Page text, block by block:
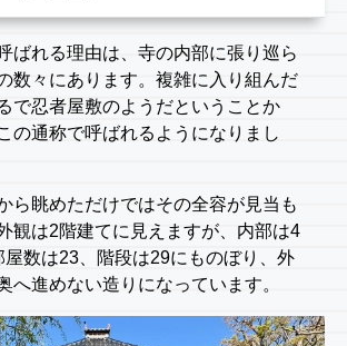
ばれる理由は、寺の内部に張り巡ら
数々にあります。複雑に入り組んだ
で忍者屋敷のようだということか
の通称で呼ばれるようになりまし
ら眺めただけではその全容が見当も
観は2階建てに見えますが、内部は4
屋数は23、階段は29にものぼり、外
へ進めない造りになっています。